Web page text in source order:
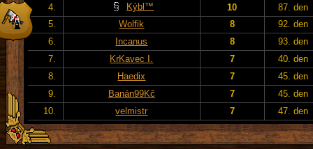
4.
Kýbl™ 10
87. den
5.
Wolfik 8
92. den
6.
Incanus 8
93. den
7.
KrKavec I. 7
40. den
8.
Haedix 7
45. den
9.
Banán99Kč 7
45. den
10.
velmistr 7 47. den